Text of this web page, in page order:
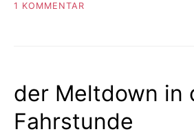
1 KOMMENTAR
der Meltdown in
Fahrstunde